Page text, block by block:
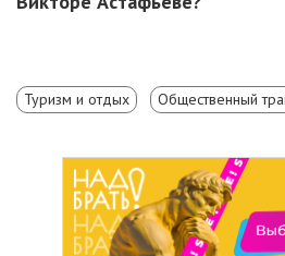
Туризм и отдых Общественный